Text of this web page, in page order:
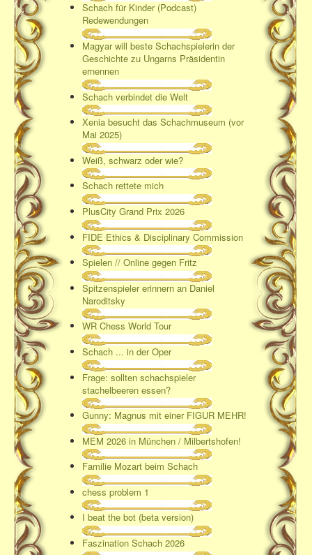
Schach für Kinder (Podcast)
Redewendungen
Magyar will beste Schachspielerin der
Geschichte zu Ungarns Präsidentin
ernennen
Schach verbindet die Welt
Xenia besucht das Schachmuseum (vor
Mai 2025)
Weiß, schwarz oder wie?
Schach rettete mich
PlusCity Grand Prix 2026
FIDE Ethics & Disciplinary Commission
Spielen // Online gegen Fritz
Spitzenspieler erinnern an Daniel
Naroditsky
WR Chess World Tour
Schach ... in der Oper
Frage: sollten schachspieler
stachelbeeren essen?
Gunny: Magnus mit einer FIGUR MEHR!
MEM 2026 in München / Milbertshofen!
Familie Mozart beim Schach
chess problem 1
I beat the bot (beta version)
Faszination Schach 2026